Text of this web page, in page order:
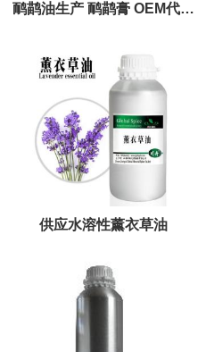
鸸鹋油生产 鸸鹋膏 OEM代加
供应水溶性薰衣草油